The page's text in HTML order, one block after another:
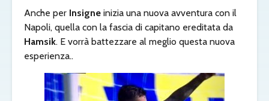
Anche per Insigne inizia una nuova avventura con il
Napoli, quella con la fascia di capitano ereditata da
Hamsik. E vorrà battezzare al meglio questa nuova
esperienza..